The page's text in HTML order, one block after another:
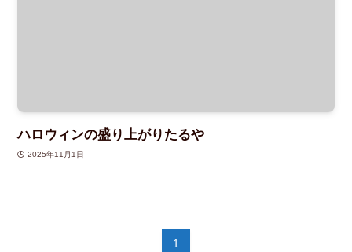
ハロウィンの盛り上がりたるや
2025年11月1日
1